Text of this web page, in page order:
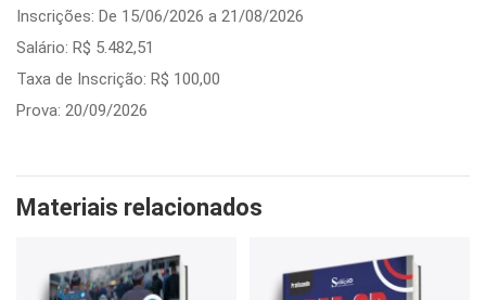
Inscrições: De 15/06/2026 a 21/08/2026
Salário: R$ 5.482,51
Taxa de Inscrição: R$ 100,00
Prova: 20/09/2026
Materiais relacionados